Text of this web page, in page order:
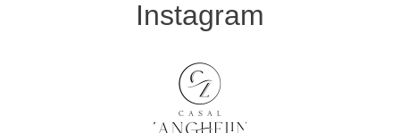
Instagram